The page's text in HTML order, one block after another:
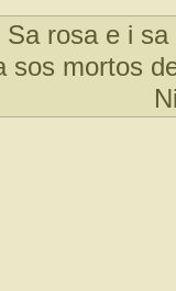
Sa rosa e i
sos mortos